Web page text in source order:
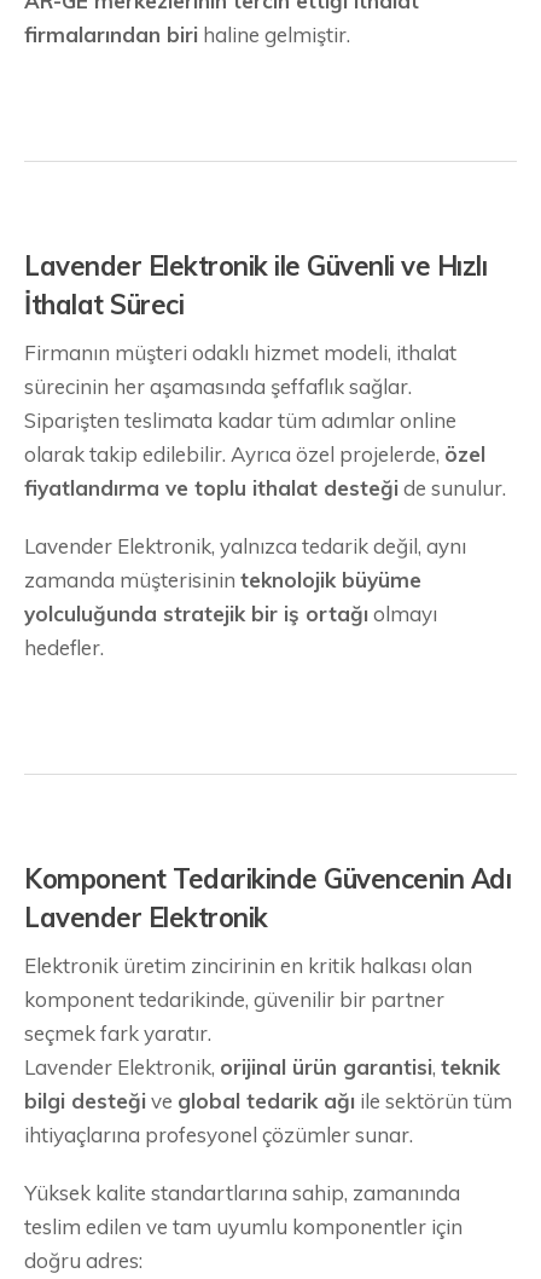
firmalarından biri haline gelmiştir.
Lavender Elektronik ile Güvenli ve Hızlı
İthalat Süreci
Firmanın müşteri odaklı hizmet modeli, ithalat
sürecinin her aşamasında şeffaflık sağlar.
Siparişten teslimata kadar tüm adımlar online
olarak takip edilebilir. Ayrıca özel projelerde, özel
fiyatlandırma ve toplu ithalat desteği de sunulur.
Lavender Elektronik, yalnızca tedarik değil, aynı
zamanda müşterisinin teknolojik büyüme
yolculuğunda stratejik bir iş ortağı olmayı
hedefler.
Komponent Tedarikinde Güvencenin Adı
Lavender Elektronik
Elektronik üretim zincirinin en kritik halkası olan
komponent tedarikinde, güvenilir bir partner
seçmek fark yaratır.
Lavender Elektronik, orijinal ürün garantisi, teknik
bilgi desteği ve global tedarik ağı ile sektörün tüm
ihtiyaçlarına profesyonel çözümler sunar.
Yüksek kalite standartlarına sahip, zamanında
teslim edilen ve tam uyumlu komponentler için
doğru adres: